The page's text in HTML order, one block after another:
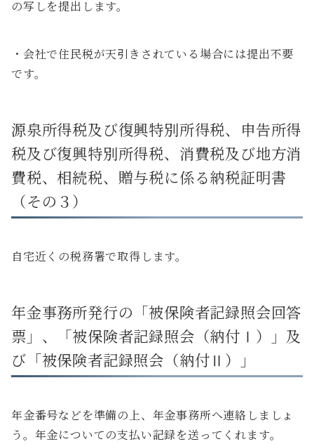
の写しを提出します。
・会社で住民税が天引きされている場合には提出不要
です。
源泉所得税及び復興特別所得税、申告所得
税及び復興特別所得税、消費税及び地方消
費税、相続税、贈与税に係る納税証明書
（その３）
自宅近くの税務署で取得します。
年金事務所発行の「被保険者記録照会回答
票」、「被保険者記録照会（納付Ⅰ）」及
び「被保険者記録照会（納付Ⅱ）」
年金番号などを準備の上、年金事務所へ連絡しましょ
う。年金についての支払い記録を送ってくれます。